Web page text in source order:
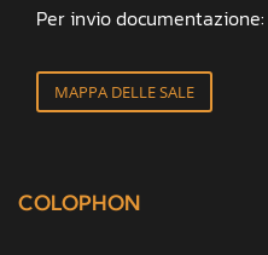
Per invio documentazione:
MAPPA DELLE SALE
COLOPHON